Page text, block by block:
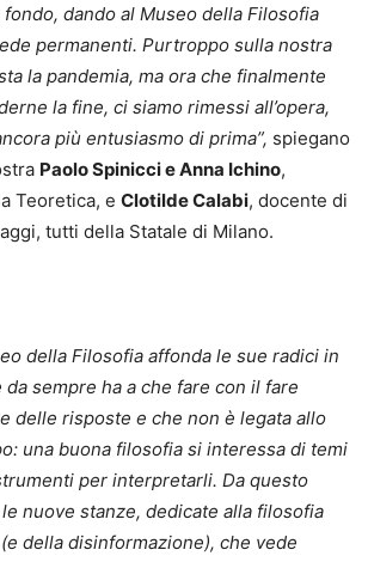
dando al Museo della Filosofia
permanenti. Purtroppo sulla nostra
la pandemia, ma ora che finalmente
la fine, ci siamo rimessi all’opera,
più entusiasmo di prima”, spiegano
Paolo Spinicci e Anna Ichino,
Teoretica, e Clotilde Calabi, docente di
tutti della Statale di Milano.
della Filosofia affonda le sue radici in
sempre ha a che fare con il fare
delle risposte e che non è legata allo
una buona filosofia si interessa di temi
per interpretarli. Da questo
nuove stanze, dedicate alla filosofia
della disinformazione), che vede